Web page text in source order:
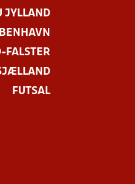
JYLLAND
FALSTER
FUTSAL